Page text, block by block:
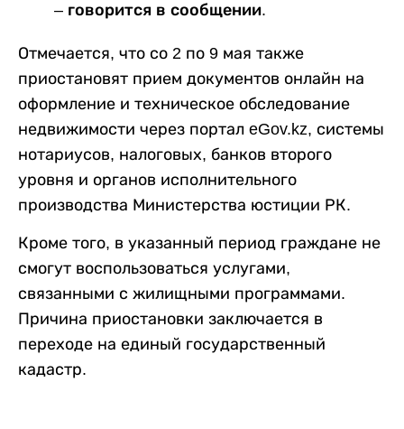
– говорится в сообщении.
Отмечается, что со 2 по 9 мая также
приостановят прием документов онлайн на
оформление и техническое обследование
недвижимости через портал eGov.kz, системы
нотариусов, налоговых, банков второго
уровня и органов исполнительного
производства Министерства юстиции РК.
Кроме того, в указанный период граждане не
смогут воспользоваться услугами,
связанными с жилищными программами.
Причина приостановки заключается в
переходе на единый государственный
кадастр.